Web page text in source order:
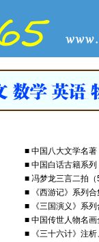
■ 中国八大文学名
■ 中国白话古籍系
■ 冯梦龙三言二拍（
■ 《西游记》系列
■ 《三国演义》系
■ 中国传世人物名
■ 《三十六计》注析